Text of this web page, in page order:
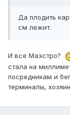
Да плодить
см лежит.
И все Маэстро?
стала на
посредникам и
терминалы,